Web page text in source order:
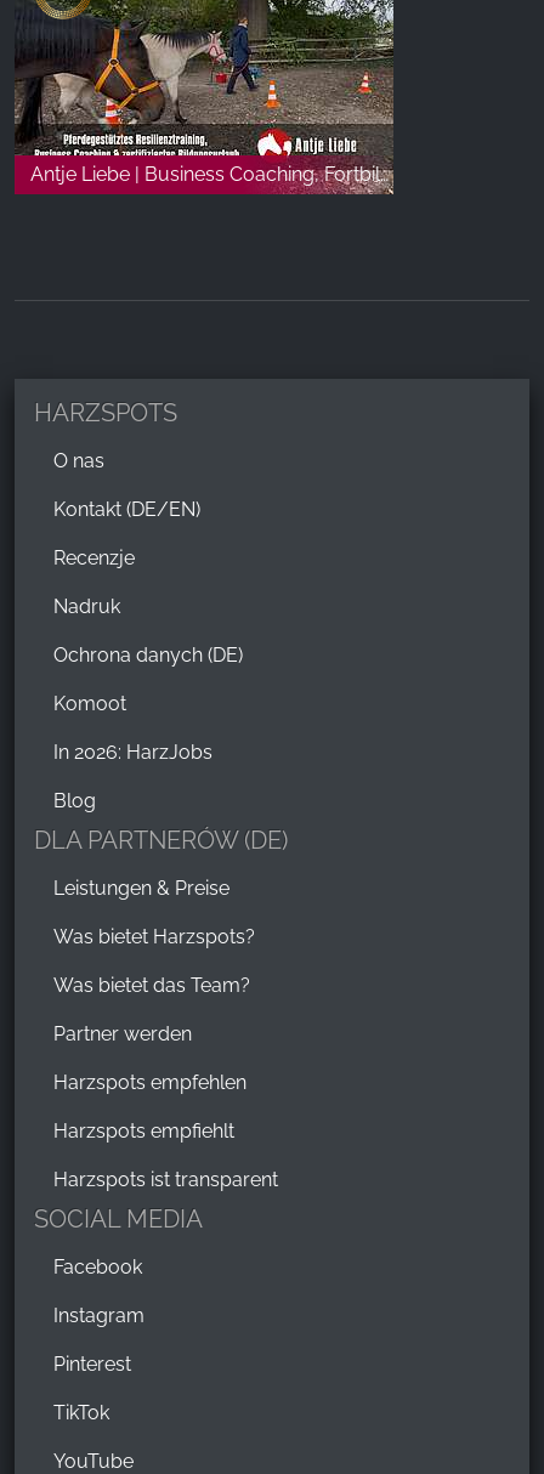
Antje Liebe | Business Coaching, Fortbildung & pferdegestütztes Resilienztraining
HARZSPOTS
O nas
Kontakt (DE/EN)
Recenzje
Nadruk
Ochrona danych (DE)
Komoot
In 2026: HarzJobs
Blog
DLA PARTNERÓW (DE)
Leistungen & Preise
Was bietet Harzspots?
Was bietet das Team?
Partner werden
Harzspots empfehlen
Harzspots empfiehlt
Harzspots ist transparent
SOCIAL MEDIA
Facebook
Instagram
Pinterest
TikTok
YouTube